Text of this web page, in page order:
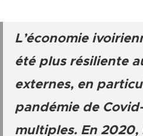
L’économie
été plus résiliente
externes, en
pandémie de
multiples. En 2020,